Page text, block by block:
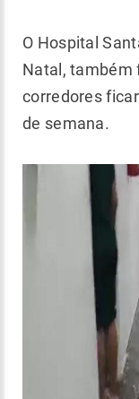
O Hospital
Natal, também
corredores
de semana.